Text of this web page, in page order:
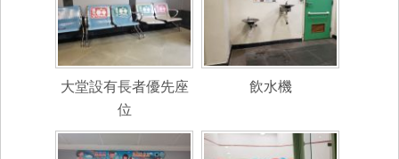
大堂設有長者優先座
位
飲水機